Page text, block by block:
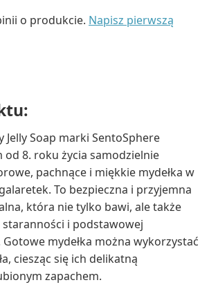
o produkcie. Napisz pierwszą
Jelly Soap marki SentoSphere
od 8. roku życia samodzielnie
pachnące i miękkie mydełka w
To bezpieczna i przyjemna
która nie tylko bawi, ale także
i podstawowej
mydełka można wykorzystać
ciesząc się ich delikatną
zapachem.